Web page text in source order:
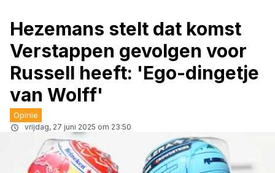
Hezemans stelt dat komst
Verstappen gevolgen voor
Russell heeft: 'Ego-dingetje
van Wolff'
Opinie
vrijdag, 27 juni 2025 om 23:50